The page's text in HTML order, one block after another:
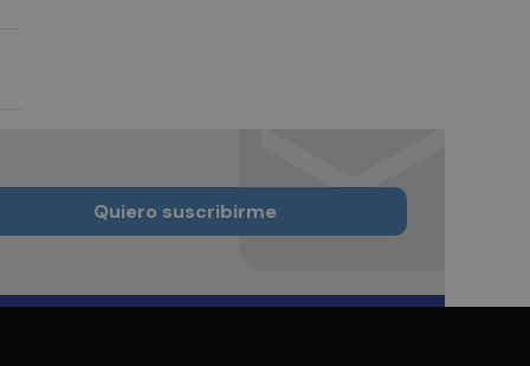
Quiero suscribirme